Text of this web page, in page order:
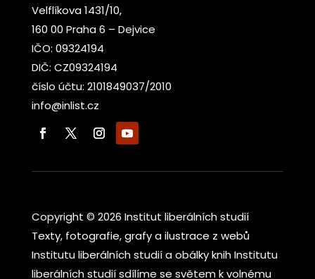
Velflíkova 1431/10,
160 00 Praha 6 – Dejvice
IČO: 09324194
DIČ: CZ09324194
číslo účtu: 2101849037/2010
info@inlist.cz
Copyright © 2026 Institut liberálních studií
Texty, fotografie, grafy a ilustrace z webů
Institutu liberálních studií a obálky knih Institutu
liberálních studií sdílíme se světem k volnému